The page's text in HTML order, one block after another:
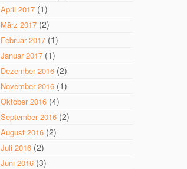
April 2017 (1)
März 2017 (2)
Februar 2017 (1)
Januar 2017 (1)
Dezember 2016 (2)
November 2016 (1)
Oktober 2016 (4)
September 2016 (2)
August 2016 (2)
Juli 2016 (2)
Juni 2016 (3)